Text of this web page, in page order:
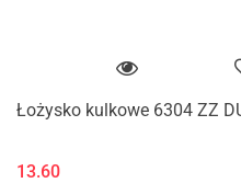
Łożysko kulkowe 6304 ZZ
13.60